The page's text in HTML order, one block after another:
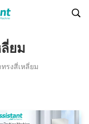
ยม
รงสี่เหลี่ยม